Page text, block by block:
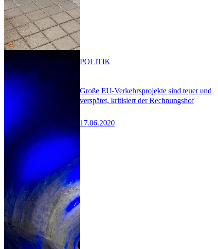
Große EU-Verkehrsprojekte sind teuer und
verspätet, kritisiert der Rechnungshof
17.06.2020
POLITIK